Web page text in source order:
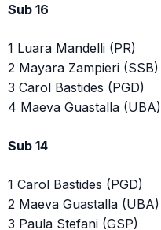
Sub 16
1 Luara Mandelli (PR)
2 Mayara Zampieri (SSB)
3 Carol Bastides (PGD)
4 Maeva Guastalla (UBA)
Sub 14
1 Carol Bastides (PGD)
2 Maeva Guastalla (UBA)
3 Paula Stefani (GSP)